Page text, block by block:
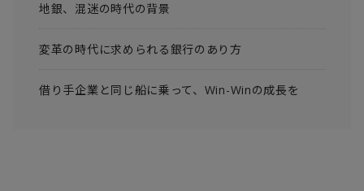
地銀、混迷の時代の背景
変革の時代に求められる銀行のあり方
借り手企業と同じ船に乗って、Win-Winの成長を